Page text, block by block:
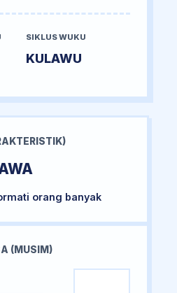
SIKLUS WUKU
KULAWU
orang banyak
(MUSIM)